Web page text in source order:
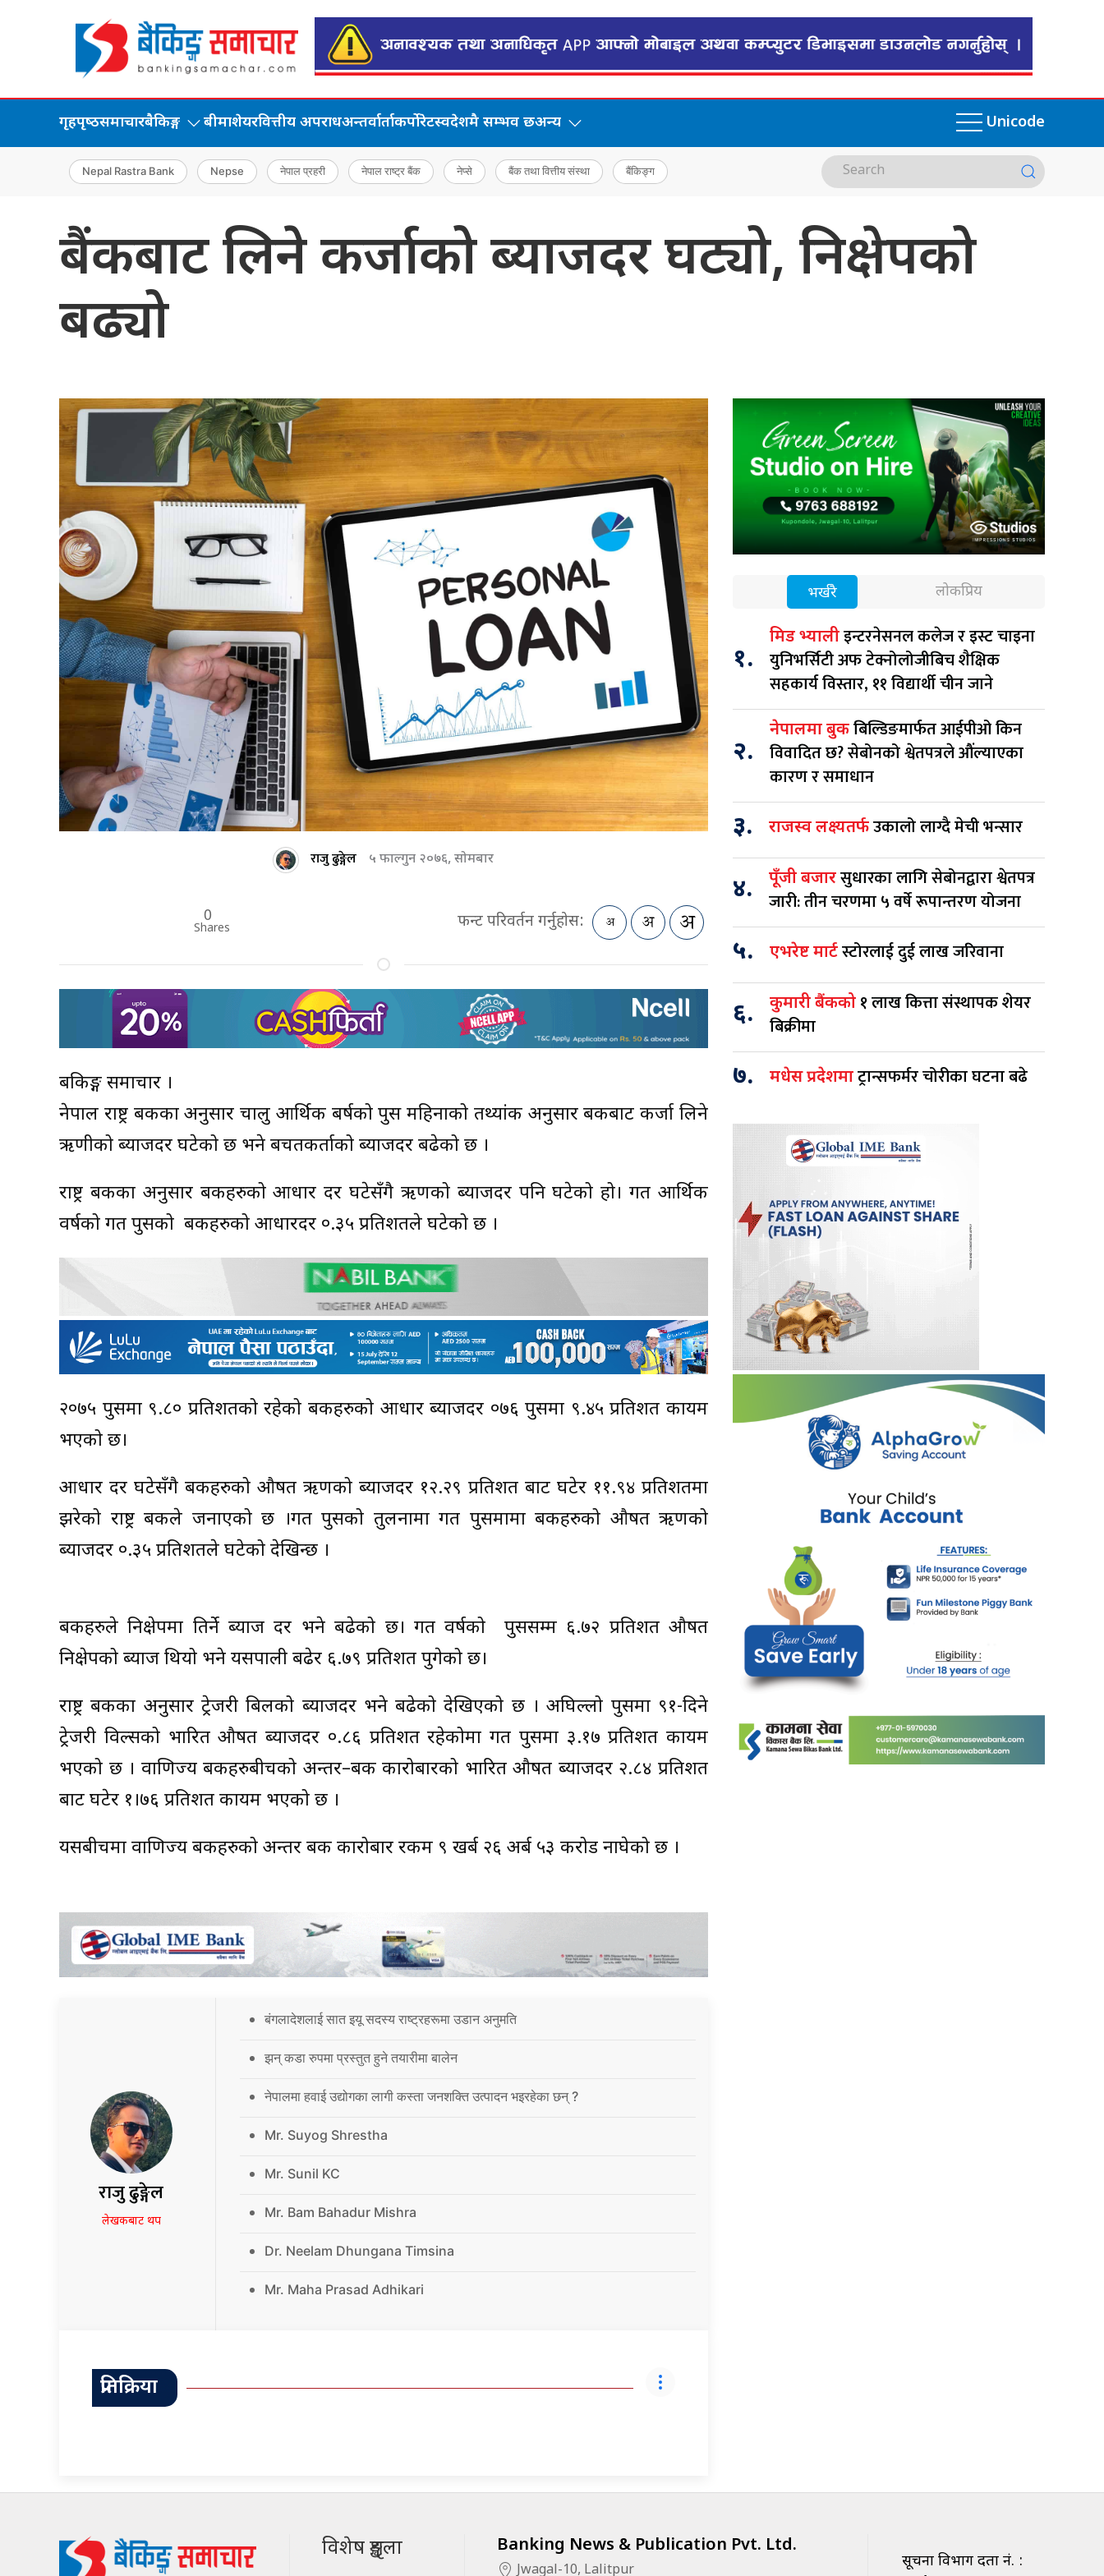
गृहपृष्‍ठसमाचारबैकिङ्ग बीमाशेयरवित्तीय अपराधअन्तर्वार्ताकर्पोरेटस्वदेशमै सम्भव छअन्य Unicode
Nepal Rastra Bank Nepse नेपाल प्रहरी नेपाल राष्ट्र बैंक नेप्से बैंक तथा वित्तीय संस्था बैंकिङ्ग
बैंकबाट लिने कर्जाको ब्याजदर घट्यो, निक्षेपको
बढ्यो
राजु ढुङ्गेल ५ फाल्गुन २०७६, सोमबार
0
Shares फन्ट परिवर्तन गर्नुहोस:
बैंकिङ्ग समाचार ।
नेपाल राष्ट्र बैंकका अनुसार चालु आर्थिक बर्षको पुस महिनाको तथ्यांक अनुसार बैंकबाट कर्जा लिने
ऋणीको ब्याजदर घटेको छ भने बचतकर्ताको ब्याजदर बढेको छ ।
राष्ट्र बैंकका अनुसार बैंकहरुको आधार दर घटेसँगै ऋणको ब्याजदर पनि घटेको हो। गत आर्थिक
वर्षको गत पुसको बैंकहरुको आधारदर ०.३५ प्रतिशतले घटेको छ ।
२०७५ पुसमा ९.८० प्रतिशतको रहेको बैंकहरुको आधार ब्याजदर ०७६ पुसमा ९.४५ प्रतिशत कायम
भएको छ।
आधार दर घटेसँगै बैंकहरुको औषत ऋणको ब्याजदर १२.२९ प्रतिशत बाट घटेर ११.९४ प्रतिशतमा
झरेको राष्ट्र बैंकले जनाएको छ ।गत पुसको तुलनामा गत पुसमामा बैंकहरुको औषत ऋणको
ब्याजदर ०.३५ प्रतिशतले घटेको देखिन्छ ।
बैंकहरुले निक्षेपमा तिर्ने ब्याज दर भने बढेको छ। गत वर्षको पुससम्म ६.७२ प्रतिशत औषत
निक्षेपको ब्याज थियो भने यसपाली बढेर ६.७९ प्रतिशत पुगेको छ।
राष्ट्र बैंकका अनुसार ट्रेजरी बिलको ब्याजदर भने बढेको देखिएको छ । अघिल्लो पुसमा ९१-दिने
ट्रेजरी विल्सको भारित औषत ब्याजदर ०.८६ प्रतिशत रहेकोमा गत पुसमा ३.१७ प्रतिशत कायम
भएको छ । वाणिज्य बैंकहरुबीचको अन्तर–बैंक कारोबारको भारित औषत ब्याजदर २.८४ प्रतिशत
बाट घटेर १।७६ प्रतिशत कायम भएको छ ।
यसबीचमा वाणिज्य बैंकहरुको अन्तर बैंक कारोबार रकम ९ खर्ब २६ अर्ब ५३ करोड नाघेको छ ।
राजु ढुङ्गेल
लेखकबाट थप
बंगलादेशलाई सात इयू सदस्य राष्ट्रहरूमा उडान अनुमति
झन् कडा रुपमा प्रस्तुत हुने तयारीमा बालेन
नेपालमा हवाई उद्योगका लागी कस्ता जनशक्ति उत्पादन भइरहेका छन् ?
Mr. Suyog Shrestha
Mr. Sunil KC
Mr. Bam Bahadur Mishra
Dr. Neelam Dhungana Timsina
Mr. Maha Prasad Adhikari
प्रतिक्रिया
भर्खरै लोकप्रिय
१.
मिड भ्यालीइन्टरनेसनल कलेज र इस्ट चाइना
युनिभर्सिटी अफ टेक्नोलोजीबिच शैक्षिक
सहकार्य विस्तार, ११ विद्यार्थी चीन जाने
२.
नेपालमा बुकबिल्डिङमार्फत आईपीओ किन
विवादित छ? सेबोनको श्वेतपत्रले औंल्याएका
कारण र समाधान
३. राजस्व लक्ष्यतर्फउकालो लाग्दै मेची भन्सार
४. पूँजी बजारसुधारका लागि सेबोनद्वारा श्वेतपत्र
जारी: तीन चरणमा ५ वर्षे रूपान्तरण योजना
५. एभरेष्ट मार्टस्टोरलाई दुई लाख जरिवाना
६. कुमारी बैंकको १ लाख कित्ता संस्थापक शेयर
बिक्रीमा
७. मधेस प्रदेशमाट्रान्सफर्मर चोरीका घटना बढे
विशेष शृङ्खला Banking News & Publication Pvt. Ltd.
Jwagal-10, Lalitpur
सूचना विभाग दर्ता नं. :